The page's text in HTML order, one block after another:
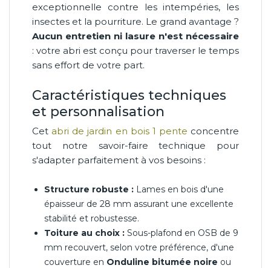
exceptionnelle contre les intempéries, les
insectes et la pourriture. Le grand avantage ?
Aucun entretien ni lasure n'est nécessaire
: votre abri est conçu pour traverser le temps
sans effort de votre part.
Caractéristiques techniques
et personnalisation
Cet abri de jardin en bois 1 pente concentre
tout notre savoir-faire technique pour
s'adapter parfaitement à vos besoins :
Structure robuste : Lames en bois d'une
épaisseur de 28 mm assurant une excellente
stabilité et robustesse.
Toiture au choix : Sous-plafond en OSB de 9
mm recouvert, selon votre préférence, d'une
couverture en Onduline bitumée noire ou